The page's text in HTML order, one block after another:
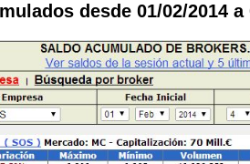
desde 01/02/2014 a